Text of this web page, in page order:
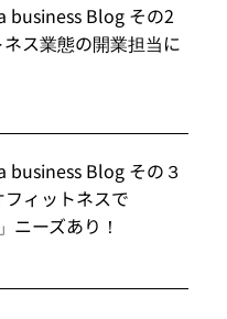
business Blog その2
ス業態の開業担当に
business Blog その３
ィットネスで
ニーズあり！